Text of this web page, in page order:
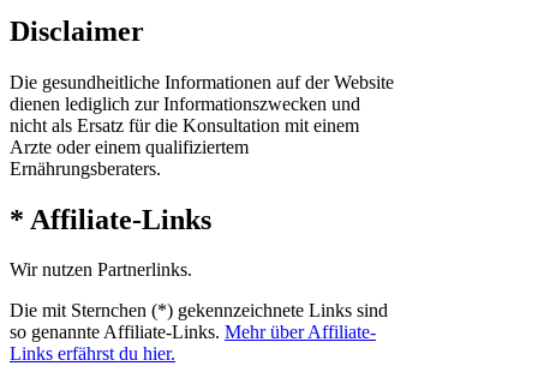
Disclaimer
Die gesundheitliche Informationen auf der Website
dienen lediglich zur Informationszwecken und
nicht als Ersatz für die Konsultation mit einem
Arzte oder einem qualifiziertem
Ernährungsberaters.
* Affiliate-Links
Wir nutzen Partnerlinks.
Die mit Sternchen (*) gekennzeichnete Links sind
so genannte Affiliate-Links. Mehr über Affiliate-
Links erfährst du hier.